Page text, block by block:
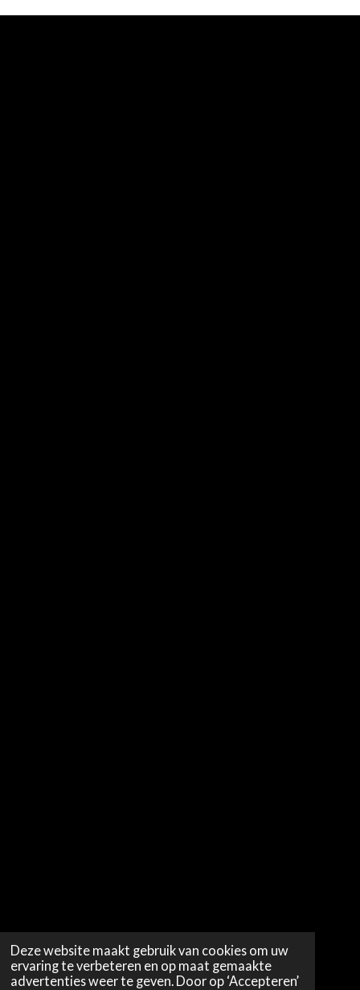
Deze website maakt gebruik van cookies om uw
ervaring te verbeteren en op maat gemaakte
advertenties weer te geven. Door op ‘Accepteren’